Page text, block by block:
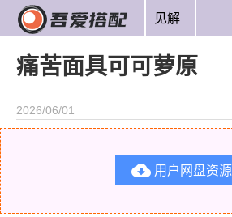
见解
痛苦面具可可萝原
2026/06/01
 用户网盘资源